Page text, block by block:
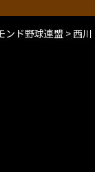
ンド野球連盟 > 西川